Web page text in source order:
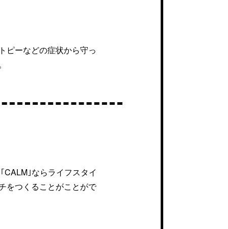
ピーなどの症状から守っ
｣ならライフスタイ
をつくることがことがで